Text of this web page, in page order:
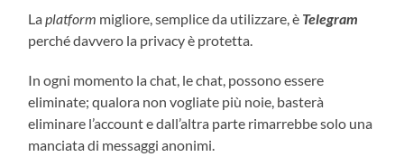
Laplatform migliore, semplice da utilizzare, è Telegram
perché davvero la privacy è protetta.
In ogni momento la chat, le chat, possono essere
eliminate; qualora non vogliate più noie, basterà
eliminare l’account e dall’altra parte rimarrebbe solo una
manciata di messaggi anonimi.